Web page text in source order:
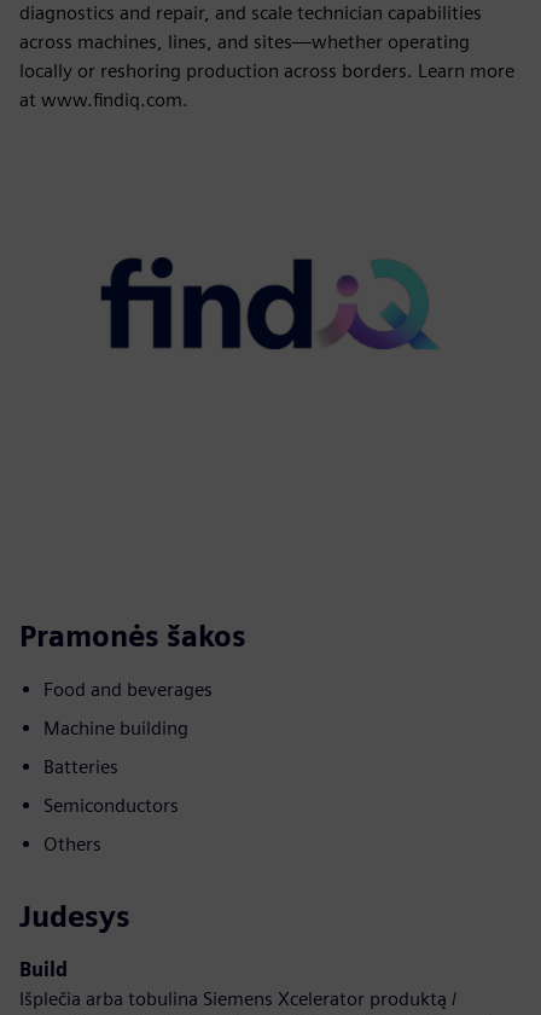
diagnostics and repair, and scale technician capabilities
across machines, lines, and sites—whether operating
locally or reshoring production across borders. Learn more
at www.findiq.com.
Pramonės šakos
Food and beverages
Machine building
Batteries
Semiconductors
Others
Judesys
Build
Išplečia arba tobulina Siemens Xcelerator produktą /